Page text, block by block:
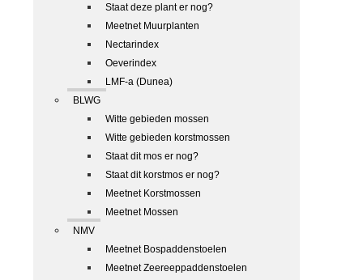
Staat deze plant er nog?
Meetnet Muurplanten
Nectarindex
Oeverindex
LMF-a (Dunea)
BLWG
Witte gebieden mossen
Witte gebieden korstmossen
Staat dit mos er nog?
Staat dit korstmos er nog?
Meetnet Korstmossen
Meetnet Mossen
NMV
Meetnet Bospaddenstoelen
Meetnet Zeereeppaddenstoelen